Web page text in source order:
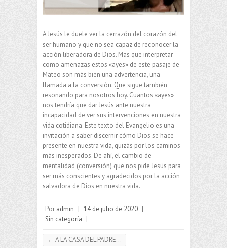
A Jesús le duele ver la cerrazón del corazón del
ser humano y que no sea capaz de reconocer la
acción liberadora de Dios. Mas que interpretar
como amenazas estos «ayes» de este pasaje de
Mateo son más bien una advertencia, una
llamada a la conversión. Que sigue también
resonando para nosotros hoy. Cuantos «ayes»
nos tendría que dar Jesús ante nuestra
incapacidad de ver sus intervenciones en nuestra
vida cotidiana. Este texto del Evangelio es una
invitación a saber discernir cómo Dios se hace
presente en nuestra vida, quizás por los caminos
más inesperados. De ahí, el cambio de
mentalidad (conversión) que nos pide Jesús para
ser más conscientes y agradecidos por la acción
salvadora de Dios en nuestra vida.
Por admin | 14 de julio de 2020 |
Sin categoría |
← A LA CASA DEL PADRE…